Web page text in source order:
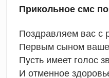
Прикольное смс
Поздравляем вас с
Первым сыном
Пусть имеет голос
И отменное